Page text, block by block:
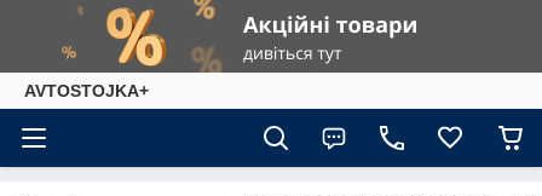
AVTOSTOJKA+